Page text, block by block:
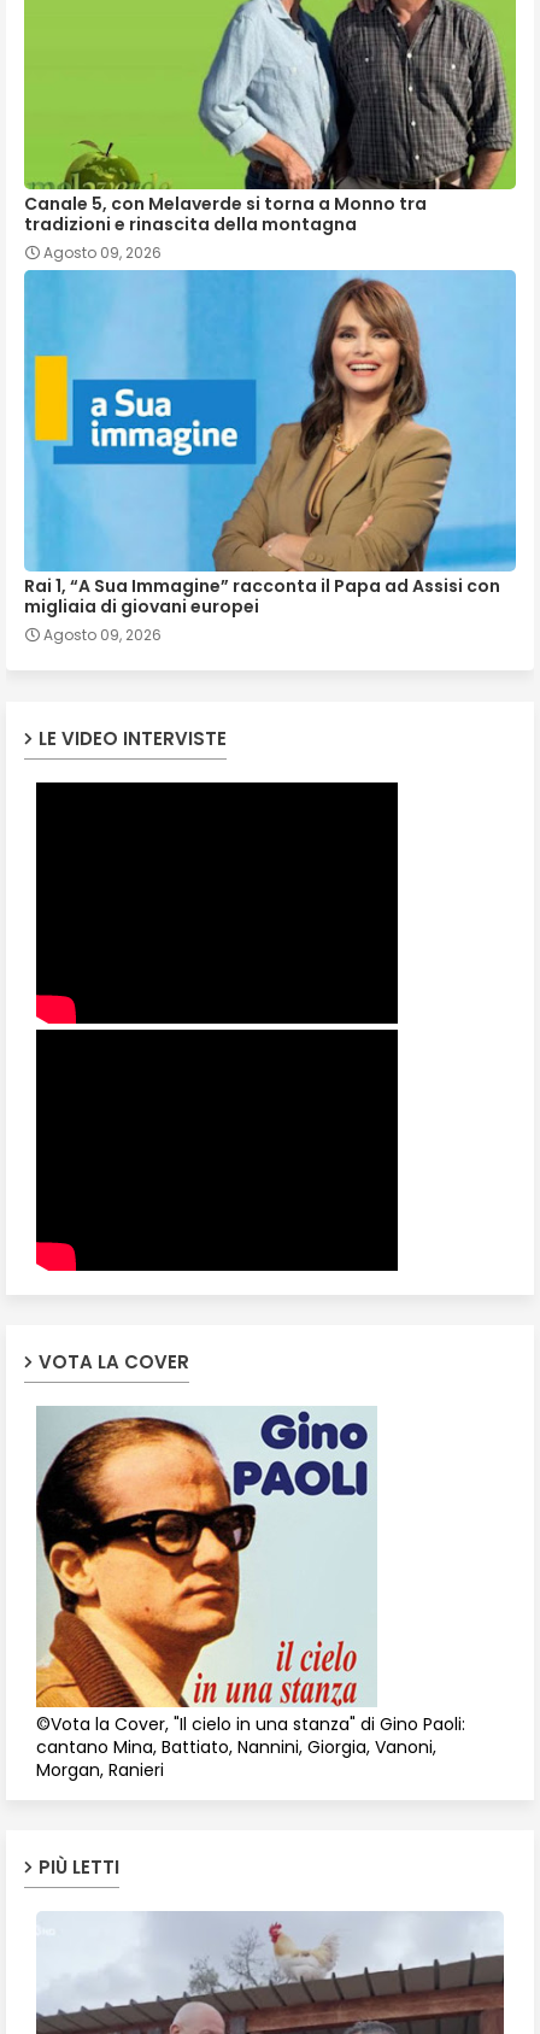
Canale 5, con Melaverde si torna a Monno tra
tradizioni e rinascita della montagna
Agosto 09, 2026
Rai 1, “A Sua Immagine” racconta il Papa ad Assisi con
migliaia di giovani europei
Agosto 09, 2026
LE VIDEO INTERVISTE
VOTA LA COVER
©Vota la Cover, "Il cielo in una stanza" di Gino Paoli:
cantano Mina, Battiato, Nannini, Giorgia, Vanoni,
Morgan, Ranieri
PIÙ LETTI